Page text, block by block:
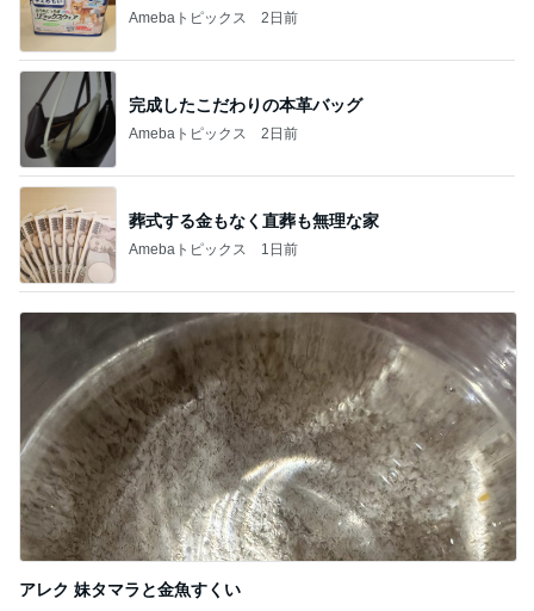
Amebaトピックス 2日前
完成したこだわりの本革バッグ
Amebaトピックス 2日前
葬式する金もなく直葬も無理な家
Amebaトピックス 1日前
アレク 妹タマラと金魚すくい